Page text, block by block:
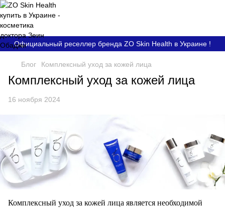
Официальный реселлер бренда ZO Skin Health в Украине !
Блог Комплексный уход за кожей лица
Комплексный уход за кожей лица
16 ноября 2024
Комплексный уход за кожей лица является необходимой